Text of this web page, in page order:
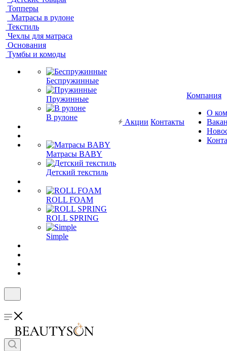
Топперы
Матрасы в рулоне
Текстиль
Чехлы для матраса
Основания
Тумбы и комоды
Беспружинные
Пружинные
В рулоне
Матрасы BABY
Детский текстиль
ROLL FOAM
ROLL SPRING
Simple
Акции Контакты
Компания
О